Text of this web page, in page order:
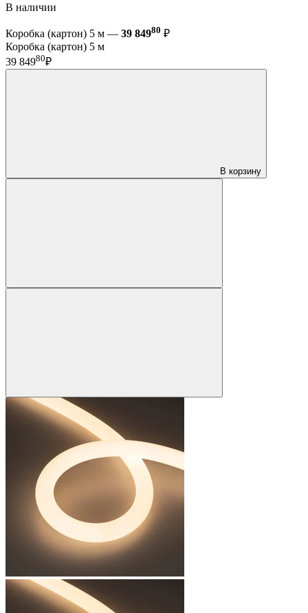
В наличии
Коробка (картон) 5 м — 39 84980 ₽
Коробка (картон) 5 м
39 84980₽
В корзину